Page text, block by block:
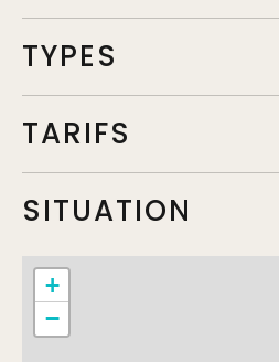
TYPES
TARIFS
SITUATION
+
−